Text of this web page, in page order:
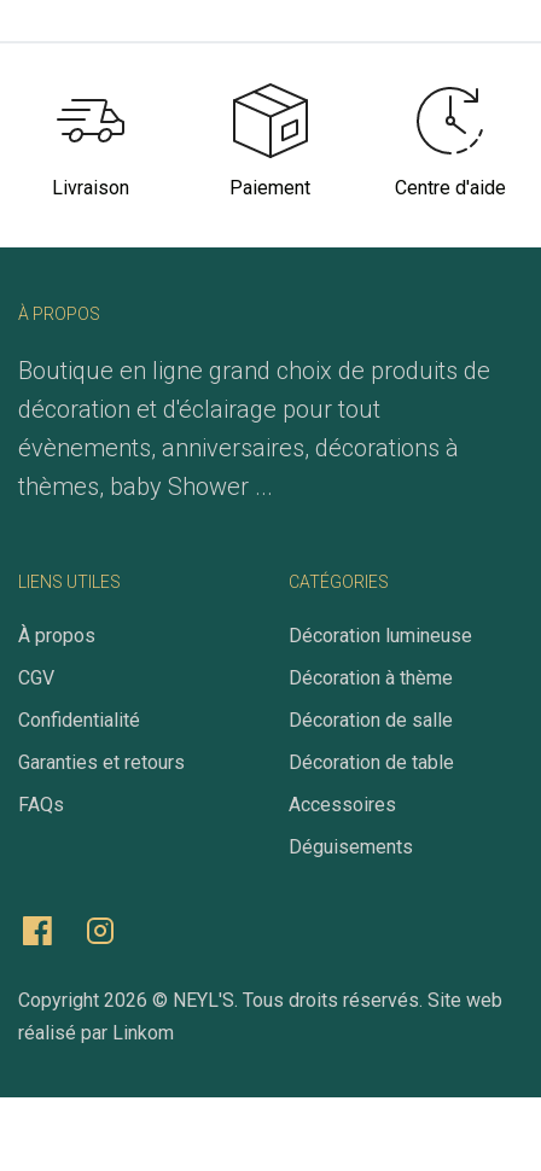
Livraison Paiement Centre d'aide
À PROPOS
Boutique en ligne grand choix de produits de
décoration et d'éclairage pour tout
évènements, anniversaires, décorations à
thèmes, baby Shower ...
LIENS UTILES
À propos
CGV
Confidentialité
Garanties et retours
FAQs
CATÉGORIES
Décoration lumineuse
Décoration à thème
Décoration de salle
Décoration de table
Accessoires
Déguisements
Copyright 2026 © NEYL'S. Tous droits réservés. Site web
réalisé par Linkom